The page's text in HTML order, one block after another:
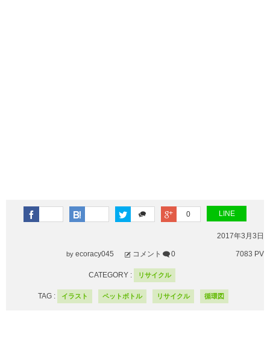
0 LINE
2017年3月3日
byecoracy045 コメント 0 7083 PV
CATEGORY : リサイクル
TAG : イラスト ペットボトル リサイクル 循環図